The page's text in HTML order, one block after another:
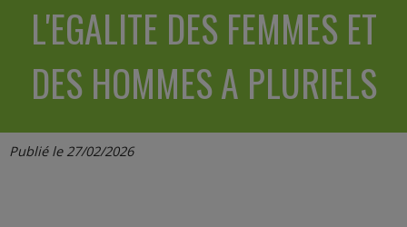
L'EGALITE DES FEMMES ET
DES HOMMES A PLURIELS
Publié le 27/02/2026